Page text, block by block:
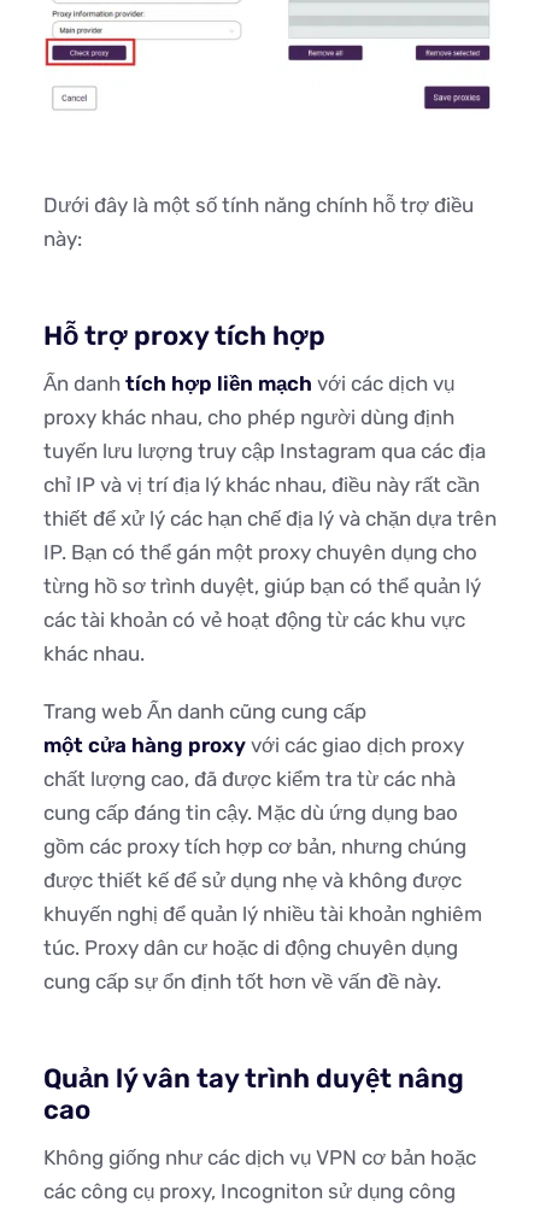
Dưới đây là một số tính năng chính hỗ trợ điều
này:
Hỗ trợ proxy tích hợp
Ẩn danh tích hợp liền mạch với các dịch vụ
proxy khác nhau, cho phép người dùng định
tuyến lưu lượng truy cập Instagram qua các địa
chỉ IP và vị trí địa lý khác nhau, điều này rất cần
thiết để xử lý các hạn chế địa lý và chặn dựa trên
IP. Bạn có thể gán một proxy chuyên dụng cho
từng hồ sơ trình duyệt, giúp bạn có thể quản lý
các tài khoản có vẻ hoạt động từ các khu vực
khác nhau.
Trang web Ẩn danh cũng cung cấp
một cửa hàng proxy với các giao dịch proxy
chất lượng cao, đã được kiểm tra từ các nhà
cung cấp đáng tin cậy. Mặc dù ứng dụng bao
gồm các proxy tích hợp cơ bản, nhưng chúng
được thiết kế để sử dụng nhẹ và không được
khuyến nghị để quản lý nhiều tài khoản nghiêm
túc. Proxy dân cư hoặc di động chuyên dụng
cung cấp sự ổn định tốt hơn về vấn đề này.
Quản lý vân tay trình duyệt nâng
cao
Không giống như các dịch vụ VPN cơ bản hoặc
các công cụ proxy, Incogniton sử dụng công